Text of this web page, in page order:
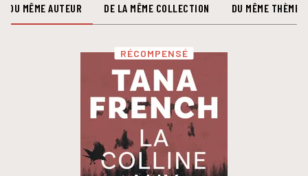
DU MÊME AUTEUR DE LA MÊME COLLECTION DU MÊME THÈME
RÉCOMPENSÉ